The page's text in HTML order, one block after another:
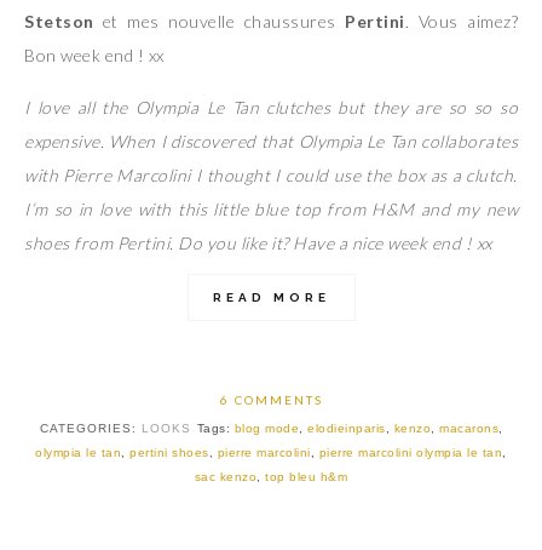
Stetson et mes nouvelle chaussures Pertini. Vous aimez?
Bon week end ! xx
I love all the Olympia Le Tan clutches but they are so so so
expensive. When I discovered that Olympia Le Tan collaborates
with Pierre Marcolini I thought I could use the box as a clutch.
I’m so in love with this little blue top from H&M and my new
shoes from Pertini. Do you like it? Have a nice week end ! xx
READ MORE
6 COMMENTS
CATEGORIES: LOOKS Tags: blog mode elodieinparis kenzo macarons
olympia le tan
,pertini shoes pierre marcolini pierre marcolini olympia le tan
sac kenzo ,top bleu h&m